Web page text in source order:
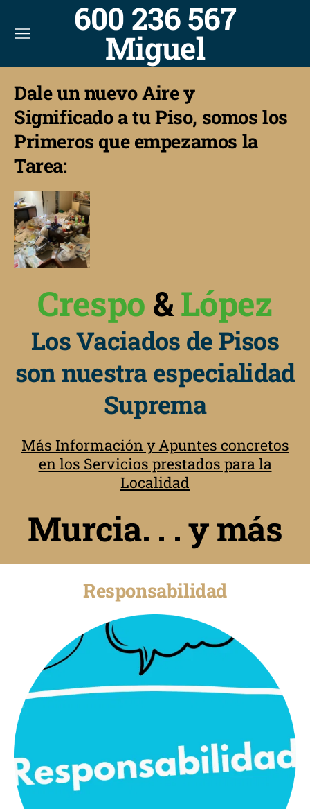
600 236 567
Miguel
Dale un nuevo Aire y
Significado a tu Piso, somos los
Primeros que empezamos la
Tarea:
Crespo &López
Los Vaciados de Pisos
son nuestra especialidad
Suprema
Más Información y Apuntes concretos
en los Servicios prestados para la
Localidad
Murcia. . . y más
Responsabilidad